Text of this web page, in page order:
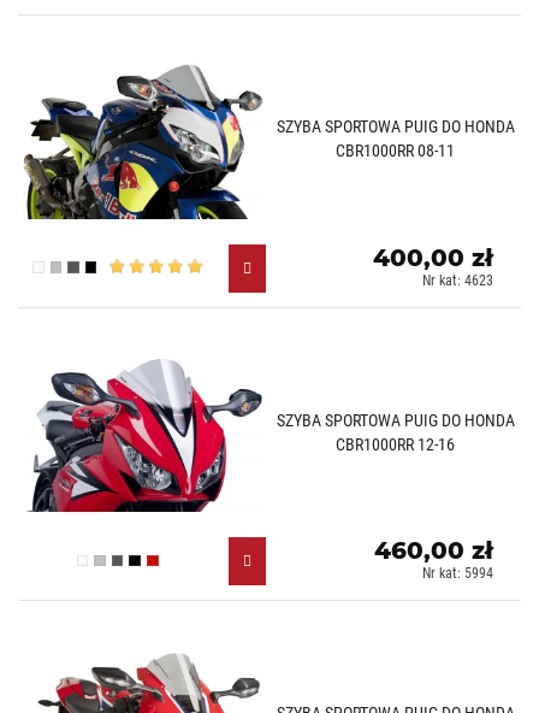
SZYBA SPORTOWA PUIG DO HONDA
CBR1000RR 08-11
Przezroczysty (W)
Lekko przyciemniany (H)
Mocno przyciemniany (F)
Czarny (N)
400,00 zł
Nr kat: 4623
SZYBA SPORTOWA PUIG DO HONDA
CBR1000RR 12-16
Przezroczysty (W)
Lekko przyciemniany (H)
Mocno przyciemniany (F)
Czarny (N)
Czerwony (R)
460,00 zł
Nr kat: 5994